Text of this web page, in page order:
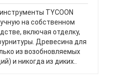
TYCOON
на собственном
включая отделку,
Древесина для
из возобновляемых
и никогда из диких..